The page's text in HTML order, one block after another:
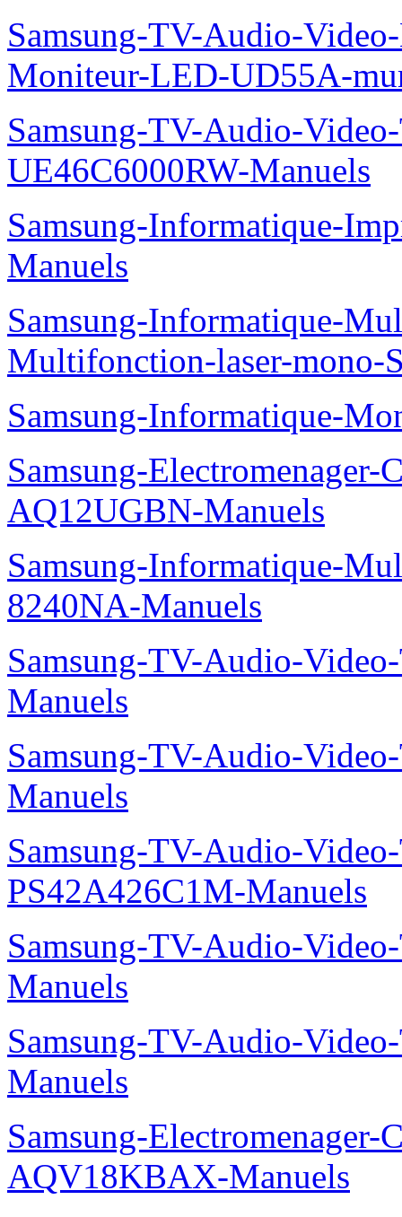
Samsung-TV-Audio-
Moniteur-LED-UD55A-
Samsung-TV-Audio-
UE46C6000RW-Manuels
Samsung-Informatique-
Manuels
Samsung-Informatique-
Multifonction-laser-mono-
Samsung-Informatique-
Samsung-Electromenager-
AQ12UGBN-Manuels
Samsung-Informatique-
8240NA-Manuels
Samsung-TV-Audio-
Manuels
Samsung-TV-Audio-
Manuels
Samsung-TV-Audio-
PS42A426C1M-Manuels
Samsung-TV-Audio-
Manuels
Samsung-TV-Audio-
Manuels
Samsung-Electromenager-
AQV18KBAX-Manuels